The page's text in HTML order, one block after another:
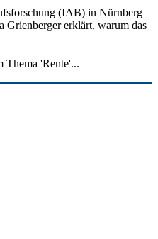
(IAB) in Nürnberg
Grienberger erklärt, warum das
Thema 'Rente'...